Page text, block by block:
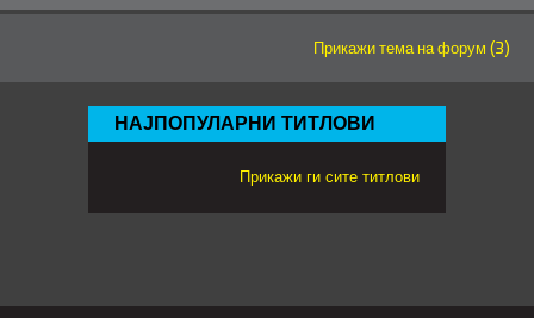
Прикажи тема на форум (3)
НАЈПОПУЛАРНИ ТИТЛОВИ
Прикажи ги сите титлови